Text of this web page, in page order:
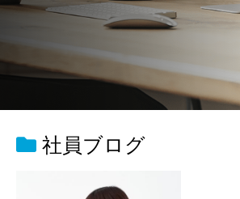
社員ブログ